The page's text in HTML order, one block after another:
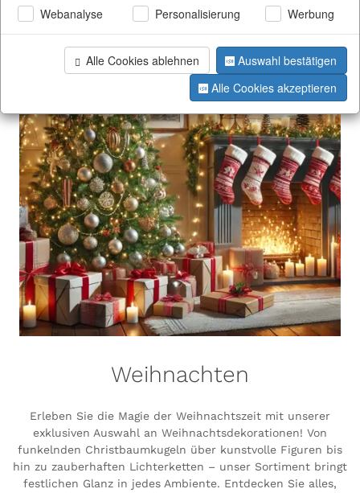
Weihnachten
Erleben Sie die Magie der Weihnachtszeit mit unserer
exklusiven Auswahl an Weihnachtsdekorationen! Von
funkelnden Christbaumkugeln über kunstvolle Figuren bis
hin zu zauberhaften Lichterketten – unser Sortiment bringt
festlichen Glanz in jedes Ambiente. Entdecken Sie alles,
Webanalyse Personalisierung Werbung
Alle Cookies ablehnen
Auswahl bestätigen
Alle Cookies akzeptieren